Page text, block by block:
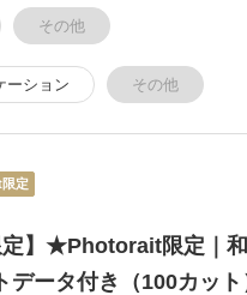
その他
ーション その他
定
定】★Photorait限定｜
データ付き（100カット